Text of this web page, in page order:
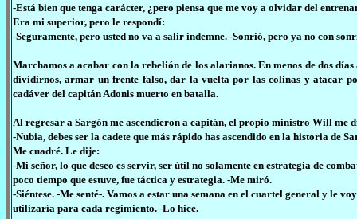
-Está bien que tenga carácter, ¿pero piensa que me voy a olvidar del
Era mi superior, pero le respondí:
-Seguramente, pero usted no va a salir indemne. -Sonrió, pero ya no con
Marchamos a acabar con la rebelión de los alarianos. En menos de dos
dividirnos, armar un frente falso, dar la vuelta por las colinas y atacar
cadáver del capitán Adonis muerto en batalla.
Al regresar a Sargón me ascendieron a capitán, el propio ministro Will me
-Nubia, debes ser la cadete que más rápido has ascendido en la historia de
Me cuadré. Le dije:
-Mi señor, lo que deseo es servir, ser útil no solamente en estrategia de
poco tiempo que estuve, fue táctica y estrategia. -Me miró.
-Siéntese. -Me senté-. Vamos a estar una semana en el cuartel general y le
utilizaría para cada regimiento. -Lo hice.